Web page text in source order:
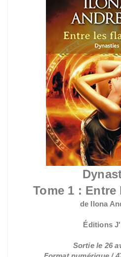
Tome 1 : Entre
de Ilona
Éditions
Sortie le 26